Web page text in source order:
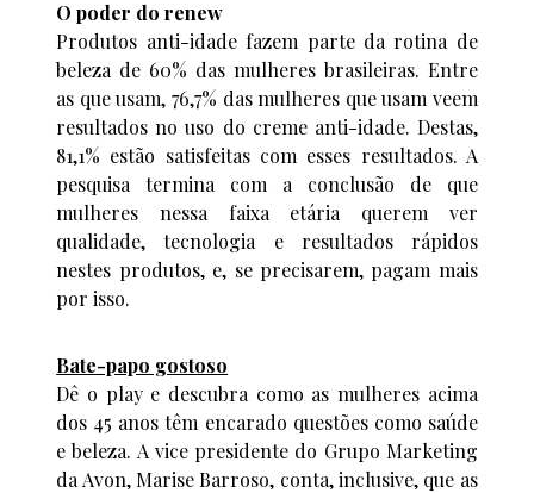
O poder do renew
Produtos anti-idade fazem parte da rotina de
beleza de 60% das mulheres brasileiras. Entre
as que usam, 76,7% das mulheres que usam veem
resultados no uso do creme anti-idade. Destas,
81,1% estão satisfeitas com esses resultados. A
pesquisa termina com a conclusão de que
mulheres nessa faixa etária querem ver
qualidade, tecnologia e resultados rápidos
nestes produtos, e, se precisarem, pagam mais
por isso.
Bate-papo gostoso
Dê o play e descubra como as mulheres acima
dos 45 anos têm encarado questões como saúde
e beleza. A vice presidente do Grupo Marketing
da Avon, Marise Barroso, conta, inclusive, que as